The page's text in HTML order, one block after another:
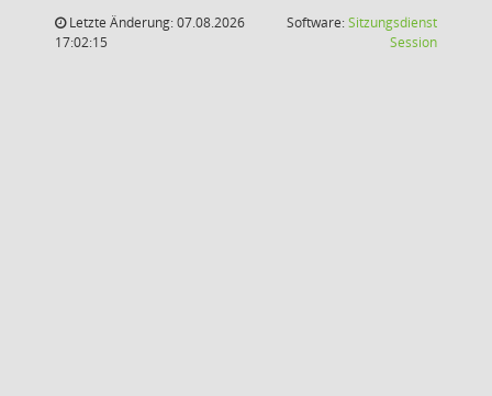
Letzte Änderung: 07.08.2026
17:02:15
Software:Sitzungsdienst
Session(Wird in